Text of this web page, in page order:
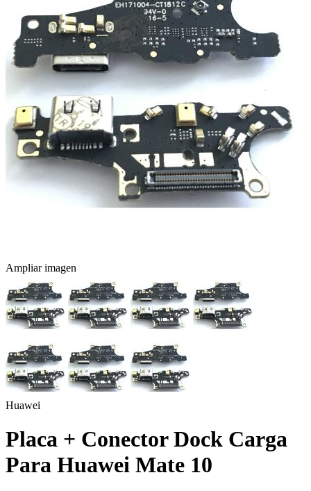
Ampliar imagen
Huawei
Placa + Conector Dock Carga
Para Huawei Mate 10